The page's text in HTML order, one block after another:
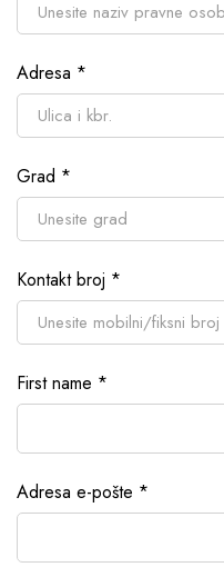
Adresa *
Grad *
Kontakt broj *
First name *
Adresa e-pošte *